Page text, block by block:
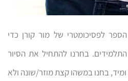
לפסיכומטרי של מור קורן כדי
בחרנו להתחיל את הסיור
בחנו במשהו קצת מוזר/שונה ולא